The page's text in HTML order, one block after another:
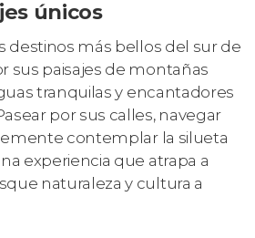
únicos
destinos más bellos del sur de
sus paisajes de montañas
tranquilas y encantadores
por sus calles, navegar
contemplar la silueta
experiencia que atrapa a
naturaleza y cultura a